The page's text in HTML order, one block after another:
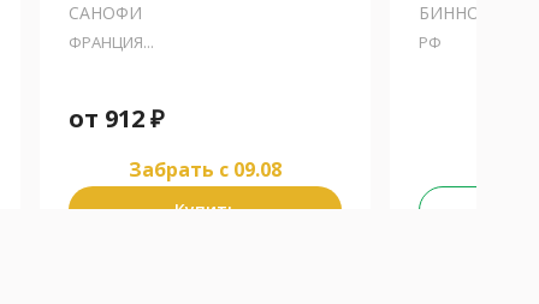
САНОФИ
ФРАНЦИЯ...
от 912₽
Забрать c 09.08
Купить
БИННОФАРМ
РФ